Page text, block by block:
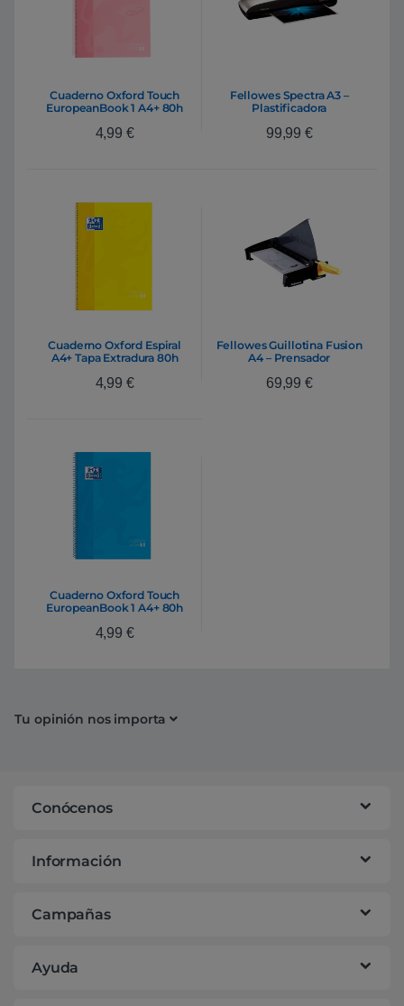
Cuaderno Oxford Touch
EuropeanBook 1 A4+ 80h
4,99 €
Fellowes Spectra A3 –
Plastificadora
99,99 €
Cuaderno Oxford Espiral
A4+ Tapa Extradura 80h
4,99 €
Fellowes Guillotina Fusion
A4 – Prensador
69,99 €
Cuaderno Oxford Touch
EuropeanBook 1 A4+ 80h
4,99 €
Tu opinión nos importa
Conócenos
Información
Campañas
Ayuda